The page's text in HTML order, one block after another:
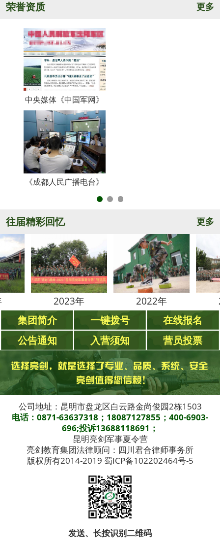
荣誉资质 更多
中央媒体《中国军网》
《成都人民广播电台》
往届精彩回忆 更多
2023年 2022年 2021
集团简介 一键拨号
在线报名
公告通知
入营须知 营员投票
公司地址：昆明市盘龙区白云路金尚俊园2栋1503
电话：0871-63637318；18087127855；400-6903-
696;投诉13688118691；
昆明亮剑军事夏令营
亮剑教育集团法律顾问：四川君合律师事务所
版权所有2014-2019 蜀ICP备102202464号-5
发送、长按识别二维码